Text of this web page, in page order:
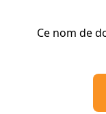
Ce nom de